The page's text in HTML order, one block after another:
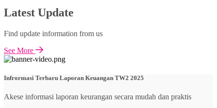
Latest Update
Find update information from us
See More
Infrormasi Terbaru Laporan Keuangan TW2 2025
Akese informasi laporan keurangan secara mudah dan praktis